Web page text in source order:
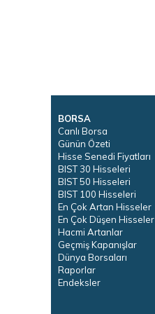
BORSA
Canlı Borsa
Günün Özeti
Hisse Senedi Fiyatları
BIST 30 Hisseleri
BIST 50 Hisseleri
BIST 100 Hisseleri
En Çok Artan Hisseler
En Çok Düşen Hisseler
Hacmi Artanlar
Geçmiş Kapanışlar
Dünya Borsaları
Raporlar
Endeksler